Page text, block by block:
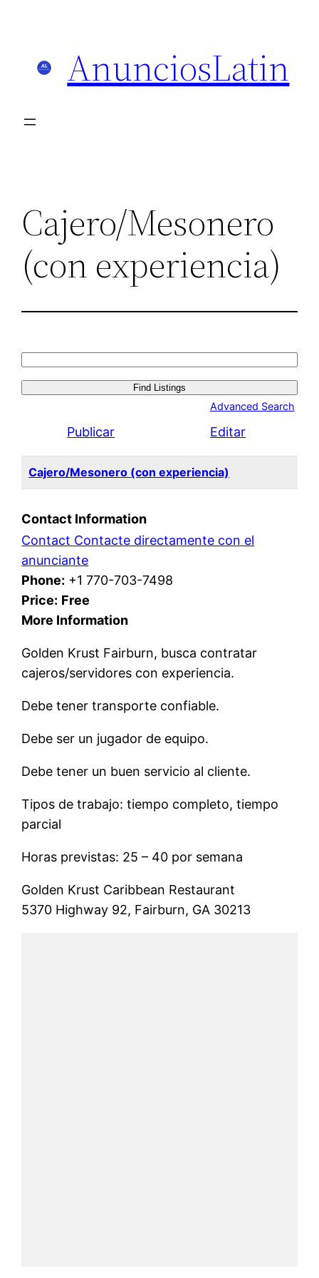
AnunciosLatin
Cajero/Mesonero
(con experiencia)
Search
for:
Advanced Search
Publicar Editar
Cajero/Mesonero (con experiencia)
Contact Information
Contact Contacte directamente con el
anunciante
Phone: +1 770-703-7498
Price: Free
More Information
Golden Krust Fairburn, busca contratar
cajeros/servidores con experiencia.
Debe tener transporte confiable.
Debe ser un jugador de equipo.
Debe tener un buen servicio al cliente.
Tipos de trabajo: tiempo completo, tiempo
parcial
Horas previstas: 25 – 40 por semana
Golden Krust Caribbean Restaurant
5370 Highway 92, Fairburn, GA 30213